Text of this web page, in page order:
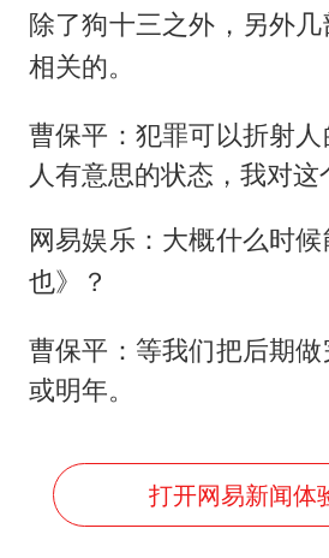
除了狗十三之外，另外
相关的。
曹保平：犯罪可以折射
人有意思的状态，我对这
网易娱乐：大概什么时
也》？
曹保平：等我们把后期
或明年。
打开网易新闻体